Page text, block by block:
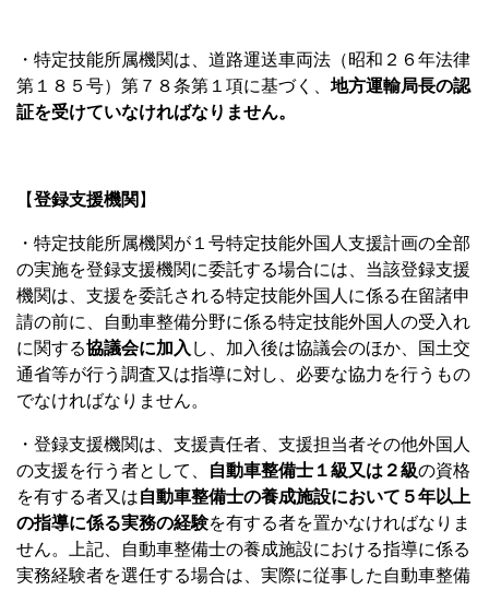
・特定技能所属機関は、道路運送車両法（昭和２６年法律
第１８５号）第７８条第１項に基づく、 地方運輸局長の認
証を受けていなければなりません。
【登録支援機関 】
・特定技能所属機関が１号特定技能外国人支援計画の全部
の実施を登録支援機関に委託する場合には、当該登録支援
機関は、支援を委託される特定技能外国人に係る在留諸申
請の前に、自動車整備分野に係る特定技能外国人の受入れ
に関する協議会に加入 し、加入後は協議会のほか、国土交
通省等が行う調査又は指導に対し、必要な協力を行うもの
でなければなりません。
・登録支援機関は、支援責任者、支援担当者その他外国人
の支援を行う者として、
自動車整備士１級又は２級の資格
を有する者又は自動車整備士の養成施設において５年以上
の指導に係る実務の経験を有する者を置かなければなりま
せん。上記、自動車整備士の養成施設における指導に係る
実務経験者を選任する場合は、実際に従事した自動車整備